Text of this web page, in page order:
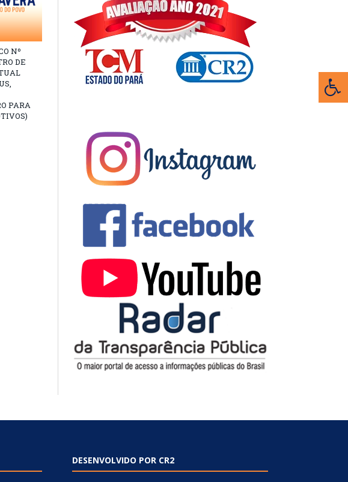
Nº
DE
PARA
DESENVOLVIDO POR CR2